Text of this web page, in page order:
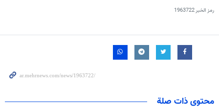
رمز الخبر1963722
محتوى ذات صلة